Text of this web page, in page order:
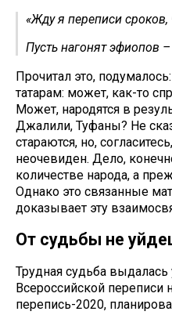
«Жду я переписи сроков,
Пусть нагонят эфиопов
Прочитал это,
татарам: может, как-то
Может, народятся в
Джалили, Туфаны? Не
стараются, но,
неочевиден. Дело,
количестве народа, а
Однако это связанные
доказывает эту
От судьбы не
Трудная судьба
Всероссийской переписи
перепись-2020,